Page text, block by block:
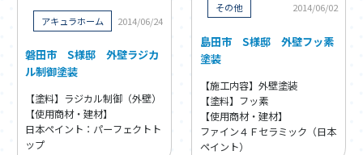
2014/06/24
アキュラホーム
磐田市 S様邸 外壁ラジカ
ル制御塗装
【塗料】ラジカル制御（外壁）
【使用商材・建材】
日本ペイント：パーフェクトト
ップ
2014/06/02
その他
島田市 S様邸 外壁フッ素
塗装
【施工内容】外壁塗装
【塗料】フッ素
【使用商材・建材】
ファイン４Ｆセラミック（日本
ペイント）